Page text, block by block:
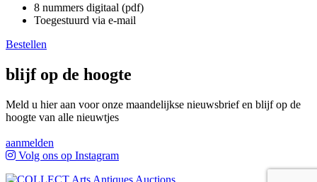
8 nummers digitaal (pdf)
Toegestuurd via e-mail
Bestellen
blijf op de hoogte
Meld u hier aan voor onze maandelijkse nieuwsbrief en blijf op de
hoogte van alle nieuwtjes
aanmelden
Volg ons op Instagram